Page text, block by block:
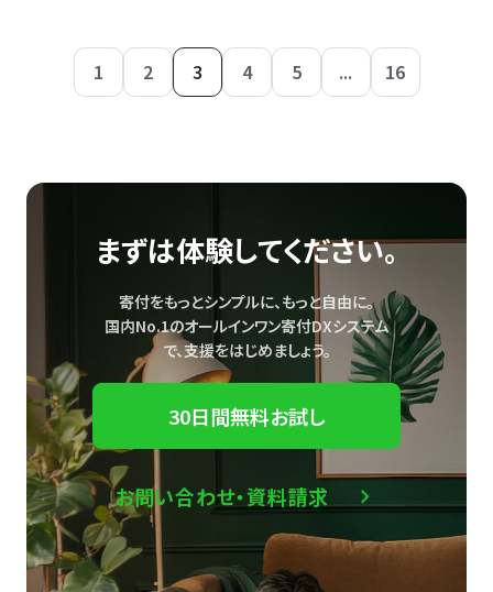
1 2 3 4 5 ... 16
まずは体験してください。
寄付をもっとシンプルに、もっと自由に。
国内No.1のオールインワン寄付DXシステム
で、支援をはじめましょう。
30日間無料お試し
お問い合わせ・資料請求